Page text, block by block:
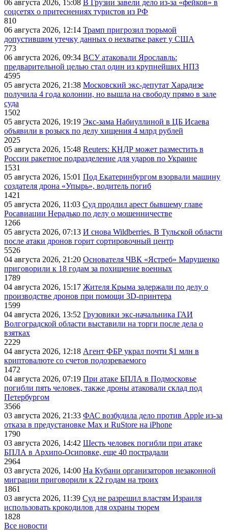
06 августа 2026, 15:08 В Грузии завели дело из-за «фейков» в
соцсетях о притеснениях туристов из РФ
810
06 августа 2026, 12:14 Трамп пригрозил тюрьмой
допустившим утечку данных о нехватке ракет у США
773
06 августа 2026, 09:34 ВСУ атаковали Ярославль:
предварительной целью стал один из крупнейших НПЗ
4595
05 августа 2026, 21:38 Московский экс-депутат Харадизе
получила 4 года колонии, но вышла на свободу прямо в зале
суда
1502
05 августа 2026, 19:19 Экс-зама Набиуллиной в ЦБ Исаева
объявили в розыск по делу хищения 4 млрд рублей
2025
05 августа 2026, 15:48 Reuters: КНДР может разместить в
России ракетное подразделение для ударов по Украине
1531
05 августа 2026, 15:01 Под Екатеринбургом взорвали машину
создателя дрона «Упырь», водитель погиб
1421
05 августа 2026, 11:03 Суд продлил арест бывшему главе
Росавиации Нерадько по делу о мошенничестве
1266
05 августа 2026, 07:13 И снова Wildberries. В Тульской области
после атаки дронов горит сортировочный центр
5526
04 августа 2026, 21:20 Основателя ЧВК «Ястреб» Марущенко
приговорили к 18 годам за похищение военных
1789
04 августа 2026, 15:17 Жителя Крыма задержали по делу о
производстве дронов при помощи 3D‑принтера
1599
04 августа 2026, 13:52 Грузовики экс-начальника ГАИ
Волгоградской области выставили на торги после дела о
взятках
2229
04 августа 2026, 12:18 Агент ФБР украл почти $1 млн в
криптовалюте со счетов подозреваемого
1472
04 августа 2026, 07:19 При атаке БПЛА в Подмосковье
погибли пять человек, также дроны атаковали склад под
Петербургом
3566
03 августа 2026, 21:33 ФАС возбудила дело против Apple из-за
отказа в предустановке Max и RuStore на iPhone
1790
03 августа 2026, 14:42 Шесть человек погибли при атаке
БПЛА в Архипо-Осиповке, еще 40 пострадали
2964
03 августа 2026, 14:00 На Кубани организаторов незаконной
миграции приговорили к 22 годам на троих
1861
03 августа 2026, 11:39 Суд не разрешил властям Израиля
использовать крокодилов для охраны тюрем
1828
Все новости